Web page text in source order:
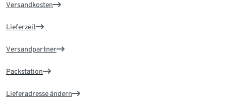
Versandkosten
Lieferzeit
Versandpartner
Packstation
Lieferadresse ändern